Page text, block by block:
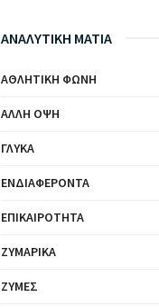
ΑΝΑΛΥΤΙΚΗ ΜΑΤΙΑ
ΑΘΛΗΤΙΚΉ ΦΩΝΉ
ΆΛΛΗ ΌΨΗ
ΓΛΥΚΆ
ΕΝΔΙΑΦΈΡΟΝΤΑ
ΕΠΙΚΑΙΡΌΤΗΤΑ
ΖΥΜΑΡΙΚΆ
ΖΎΜΕΣ